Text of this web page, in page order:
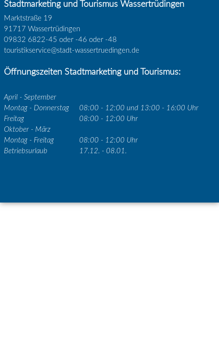
Stadtmarketing und Tourismus Wassertrüdingen
Marktstraße 19
91717 Wassertrüdingen
09832 6822-45 oder -46 oder -48
touristikservice@stadt-wassertruedingen.de
Öffnungszeiten Stadtmarketing und Tourismus:
April - September
Montag - Donnerstag
08:00 - 12:00 und 13:00 - 16:00 Uhr
Freitag
08:00 - 12:00 Uhr
Oktober - März
Montag - Freitag
08:00 - 12:00 Uhr
Betriebsurlaub
17.12. - 08.01.